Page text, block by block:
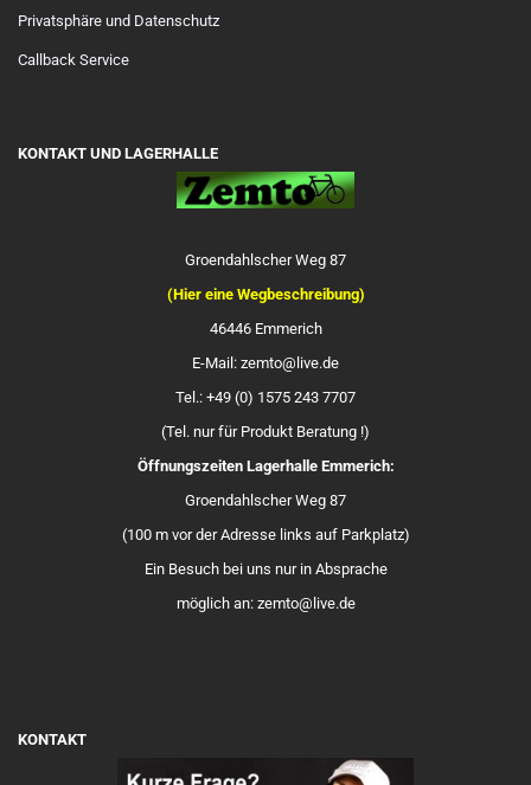
Privatsphäre und Datenschutz
Callback Service
KONTAKT UND LAGERHALLE
Groendahlscher Weg 87
(Hier eine Wegbeschreibung)
46446 Emmerich
E-Mail: zemto@live.de
Tel.: +49 (0) 1575 243 7707
(Tel. nur für Produkt Beratung !)
Öffnungszeiten Lagerhalle Emmerich:
Groendahlscher Weg 87
(100 m vor der Adresse links auf Parkplatz)
Ein Besuch bei uns nur in Absprache
möglich an: zemto@live.de
KONTAKT